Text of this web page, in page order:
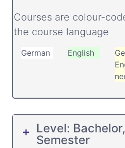
Courses are colour-
the course language
German English
Level:
Semester